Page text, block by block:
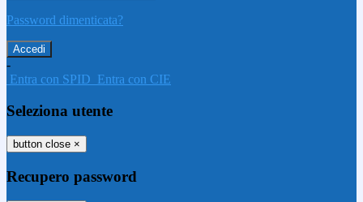
Password dimenticata?
-
Entra con SPID Entra con CIE
Seleziona utente
button close ×
Recupero password